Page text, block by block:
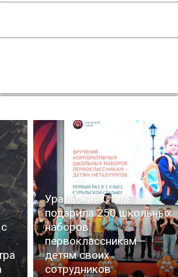
Уральская Сталь
подарила 250 школьных
наборов
первоклассникам –
детям своих
сотрудников